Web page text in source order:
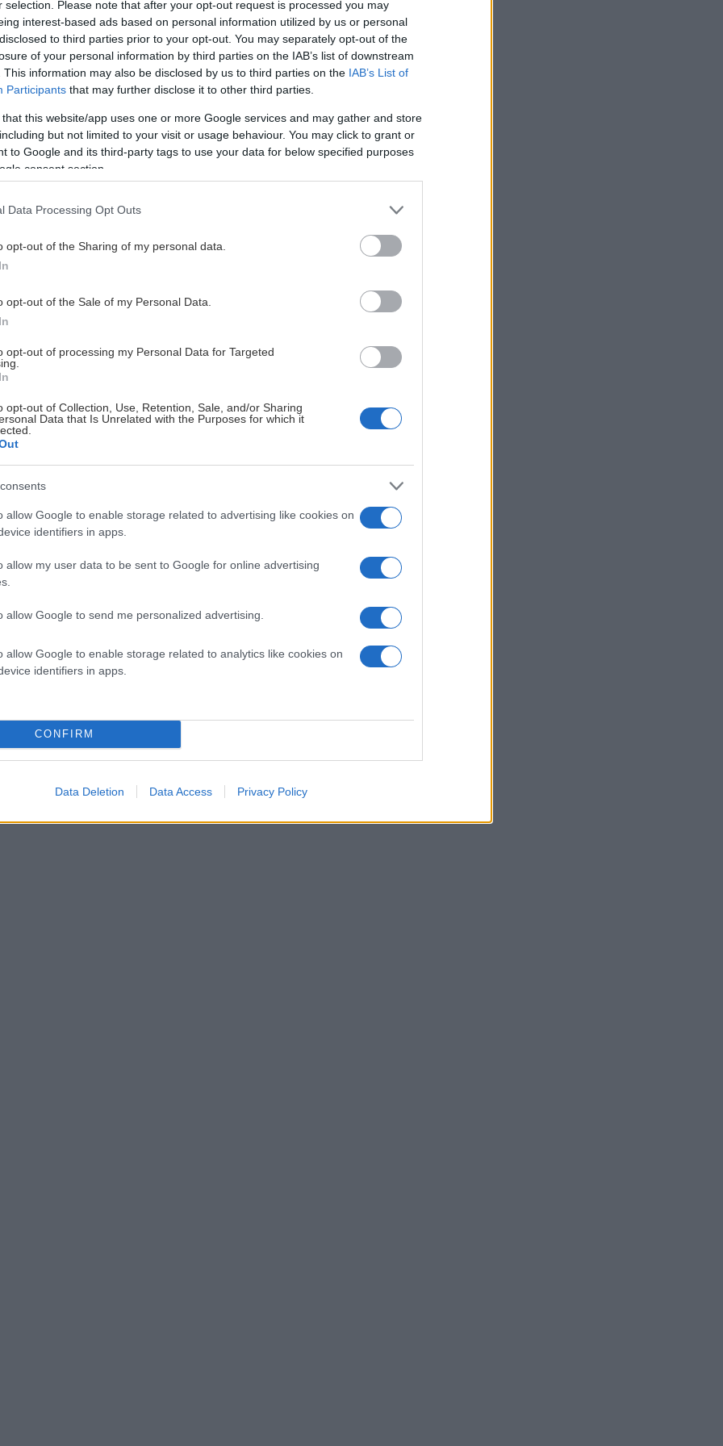
selection. Please note that after your opt-out request is processed you may
interest-based ads based on personal information utilized by us or personal
to third parties prior to your opt-out. You may separately opt-out of the
of your personal information by third parties on the IAB’s list of downstream
This information may also be disclosed by us to third parties on the IAB’s List of
Participants that may further disclose it to other third parties.
that this website/app uses one or more Google services and may gather and store
but not limited to your visit or usage behaviour. You may click to grant or
to Google and its third-party tags to use your data for below specified purposes
consent section.
Data Processing Opt Outs
opt-out of the Sharing of my personal data.
opt-out of the Sale of my Personal Data.
opt-out of processing my Personal Data for Targeted
opt-out of Collection, Use, Retention, Sale, and/or Sharing
Data that Is Unrelated with the Purposes for which it
allow Google to enable storage related to advertising like cookies on
identifiers in apps.
allow my user data to be sent to Google for online advertising
allow Google to send me personalized advertising.
allow Google to enable storage related to analytics like cookies on
identifiers in apps.
CONFIRM
Data Deletion Data Access Privacy Policy
all användbar info.
att välkomna alla supportrar till en härlig dag
komma in. Det gör vi för att kunna planera dagen på
som är på plats.
i redan nu!